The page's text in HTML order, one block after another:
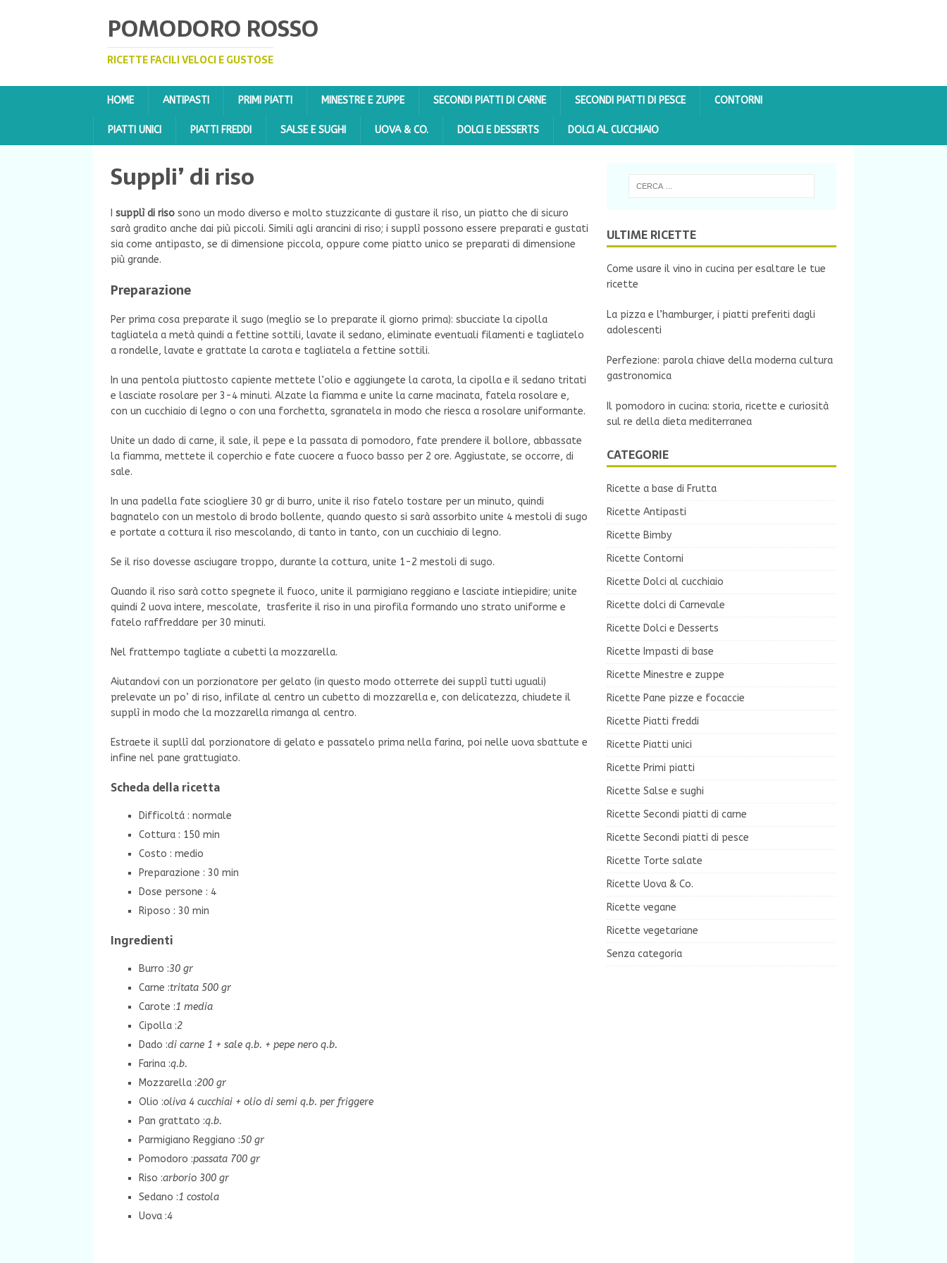
POMODORO ROSSO
RICETTE FACILI VELOCI E GUSTOSE
HOME ANTIPASTI PRIMI PIATTI MINESTRE E ZUPPE SECONDI PIATTI DI CARNE SECONDI PIATTI DI PESCE CONTORNI
PIATTI UNICI PIATTI FREDDI SALSE E SUGHI UOVA & CO. DOLCI E DESSERTS DOLCI AL CUCCHIAIO
Suppli’ di riso
supplì di riso sono un modo diverso e molto stuzzicante di gustare il riso, un piatto che di sicuro
sarà gradito anche dai più piccoli. Simili agli arancini di riso; i supplì possono essere preparati e gustati
sia come antipasto, se di dimensione piccola, oppure come piatto unico se preparati di dimensione
più grande.
Preparazione
Per prima cosa preparate il sugo (meglio se lo preparate il giorno prima): sbucciate la cipolla
tagliatela a metà quindi a fettine sottili, lavate il sedano, eliminate eventuali filamenti e tagliatelo
a rondelle, lavate e grattate la carota e tagliatela a fettine sottili.
In una pentola piuttosto capiente mettete l’olio e aggiungete la carota, la cipolla e il sedano tritati
e lasciate rosolare per 3-4 minuti. Alzate la fiamma e unite la carne macinata, fatela rosolare e,
con un cucchiaio di legno o con una forchetta, sgranatela in modo che riesca a rosolare uniformante.
Unite un dado di carne, il sale, il pepe e la passata di pomodoro, fate prendere il bollore, abbassate
la fiamma, mettete il coperchio e fate cuocere a fuoco basso per 2 ore. Aggiustate, se occorre, di
sale.
In una padella fate sciogliere 30 gr di burro, unite il riso fatelo tostare per un minuto, quindi
bagnatelo con un mestolo di brodo bollente, quando questo si sarà assorbito unite 4 mestoli di sugo
e portate a cottura il riso mescolando, di tanto in tanto, con un cucchiaio di legno.
Se il riso dovesse asciugare troppo, durante la cottura, unite 1-2 mestoli di sugo.
Quando il riso sarà cotto spegnete il fuoco, unite il parmigiano reggiano e lasciate intiepidire; unite
quindi 2 uova intere, mescolate, trasferite il riso in una pirofila formando uno strato uniforme e
fatelo raffreddare per 30 minuti.
Nel frattempo tagliate a cubetti la mozzarella.
Aiutandovi con un porzionatore per gelato (in questo modo otterrete dei supplì tutti uguali)
prelevate un po’ di riso, infilate al centro un cubetto di mozzarella e, con delicatezza, chiudete il
supplì in modo che la mozzarella rimanga al centro.
Estraete il supllì dal porzionatore di gelato e passatelo prima nella farina, poi nelle uova sbattute e
infine nel pane grattugiato.
Scheda della ricetta
Difficoltá : normale
Cottura : 150 min
Costo : medio
Preparazione : 30 min
Dose persone : 4
Riposo : 30 min
Ingredienti
Burro :30 gr
Carne :tritata 500 gr
Carote :1 media
Cipolla :2
Dado :di carne 1 + sale q.b. + pepe nero q.b.
Farina :q.b.
Mozzarella :200 gr
Olio :oliva 4 cucchiai + olio di semi q.b. per friggere
Pan grattato :q.b.
Parmigiano Reggiano :50 gr
Pomodoro :passata 700 gr
Riso :arborio 300 gr
Sedano :1 costola
Uova :4
ULTIME RICETTE
Come usare il vino in cucina per esaltare le tue
ricette
La pizza e l’hamburger, i piatti preferiti dagli
adolescenti
Perfezione: parola chiave della moderna cultura
gastronomica
Il pomodoro in cucina: storia, ricette e curiosità
sul re della dieta mediterranea
CATEGORIE
Ricette a base di Frutta
Ricette Antipasti
Ricette Bimby
Ricette Contorni
Ricette Dolci al cucchiaio
Ricette dolci di Carnevale
Ricette Dolci e Desserts
Ricette Impasti di base
Ricette Minestre e zuppe
Ricette Pane pizze e focaccie
Ricette Piatti freddi
Ricette Piatti unici
Ricette Primi piatti
Ricette Salse e sughi
Ricette Secondi piatti di carne
Ricette Secondi piatti di pesce
Ricette Torte salate
Ricette Uova & Co.
Ricette vegane
Ricette vegetariane
Senza categoria